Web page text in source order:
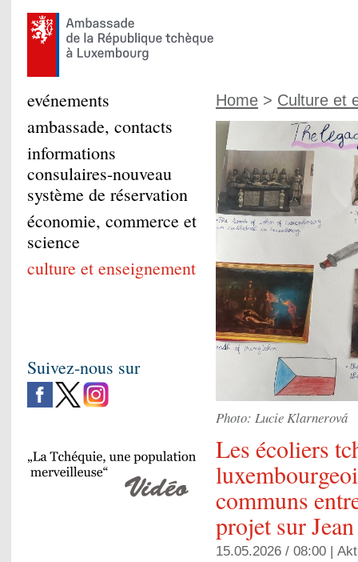
Home > Culture et
Photo: Lucie Klarnerová
Les écoliers
communs
projet sur
15.05.2026 / 08:00 |
evénements
ambassade, contacts
informations
consulaires-nouveau
système de réservation
économie, commerce et
science
culture et enseignement
Suivez-nous sur